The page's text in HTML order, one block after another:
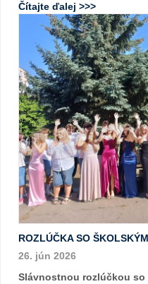
Čítajte ďalej >>>
ROZLÚČKA SO
26. jún 2026
Slávnostnou rozlúčkou so